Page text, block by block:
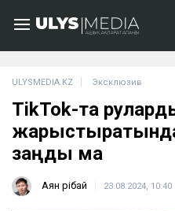
ULYSMEDIA.KZ Эксклюзив
TikTok-та
заңды ма
Аян Өрібай 23.08.2024, 10:40